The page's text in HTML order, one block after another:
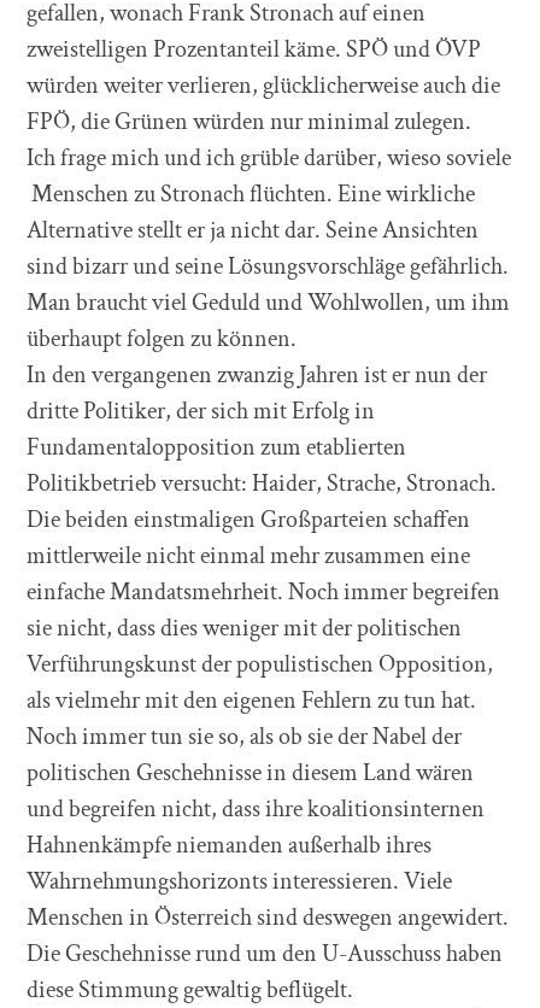
gefallen, wonach Frank Stronach auf einen
zweistelligen Prozentanteil käme. SPÖ und ÖVP
würden weiter verlieren, glücklicherweise auch die
FPÖ, die Grünen würden nur minimal zulegen.
Ich frage mich und ich grüble darüber, wieso soviele
Menschen zu Stronach flüchten. Eine wirkliche
Alternative stellt er ja nicht dar. Seine Ansichten
sind bizarr und seine Lösungsvorschläge gefährlich.
Man braucht viel Geduld und Wohlwollen, um ihm
überhaupt folgen zu können.
In den vergangenen zwanzig Jahren ist er nun der
dritte Politiker, der sich mit Erfolg in
Fundamentalopposition zum etablierten
Politikbetrieb versucht: Haider, Strache, Stronach.
Die beiden einstmaligen Großparteien schaffen
mittlerweile nicht einmal mehr zusammen eine
einfache Mandatsmehrheit. Noch immer begreifen
sie nicht, dass dies weniger mit der politischen
Verführungskunst der populistischen Opposition,
als vielmehr mit den eigenen Fehlern zu tun hat.
Noch immer tun sie so, als ob sie der Nabel der
politischen Geschehnisse in diesem Land wären
und begreifen nicht, dass ihre koalitionsinternen
Hahnenkämpfe niemanden außerhalb ihres
Wahrnehmungshorizonts interessieren. Viele
Menschen in Österreich sind deswegen angewidert.
Die Geschehnisse rund um den U-Ausschuss haben
diese Stimmung gewaltig beflügelt.